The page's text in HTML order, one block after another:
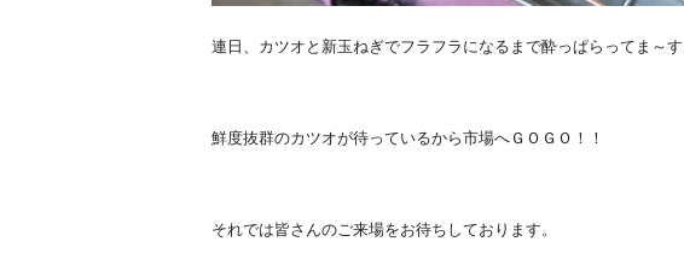
連日、カツオと新玉ねぎでフラフラになるまで酔っぱらってま～す
鮮度抜群のカツオが待っているから市場へＧＯＧＯ！！
それでは皆さんのご来場をお待ちしております。